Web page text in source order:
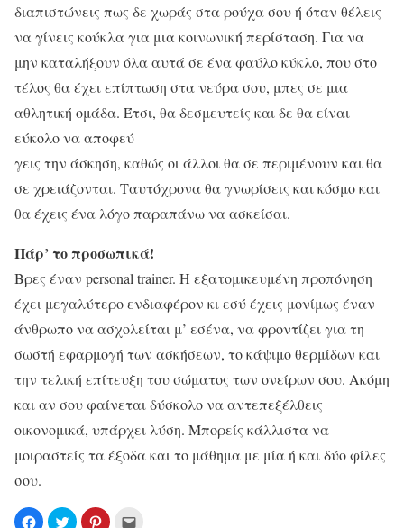
διαπιστώνεις πως δε χωράς στα ρούχα σου ή όταν θέλεις
να γίνεις κούκλα για μια κοινωνική περίσταση. Για να
μην καταλήξουν όλα αυτά σε ένα φαύλο κύκλο, που στο
τέλος θα έχει επίπτωση στα νεύρα σου, μπες σε μια
αθλητική ομάδα. Έτσι, θα δεσμευτείς και δε θα είναι
εύκολο να αποφεύ
γεις την άσκηση, καθώς οι άλλοι θα σε περιμένουν και θα
σε χρειάζονται. Ταυτόχρονα θα γνωρίσεις και κόσμο και
θα έχεις ένα λόγο παραπάνω να ασκείσαι.
Πάρ’ το προσωπικά!
Βρες έναν personal trainer. Η εξατομικευμένη προπόνηση
έχει μεγαλύτερο ενδιαφέρον κι εσύ έχεις μονίμως έναν
άνθρωπο να ασχολείται μ’ εσένα, να φροντίζει για τη
σωστή εφαρμογή των ασκήσεων, το κάψιμο θερμίδων και
την τελική επίτευξη του σώματος των ονείρων σου. Ακόμη
και αν σου φαίνεται δύσκολο να αντεπεξέλθεις
οικονομικά, υπάρχει λύση. Μπορείς κάλλιστα να
μοιραστείς τα έξοδα και το μάθημα με μία ή και δύο φίλες
σου.